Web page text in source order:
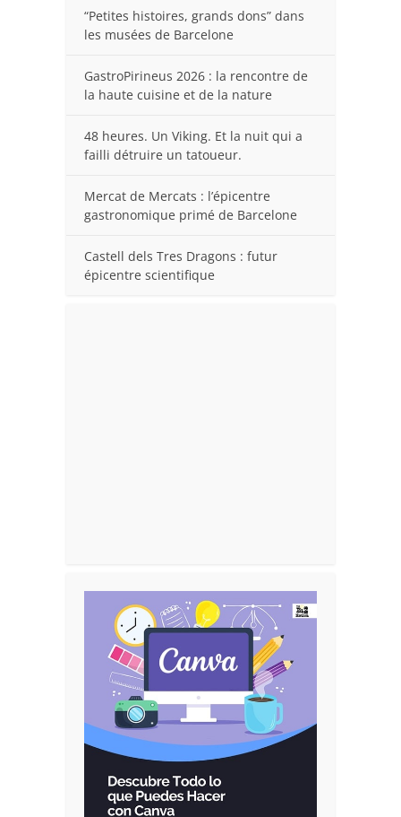
“Petites histoires, grands dons” dans
les musées de Barcelone
GastroPirineus 2026 : la rencontre de
la haute cuisine et de la nature
48 heures. Un Viking. Et la nuit qui a
failli détruire un tatoueur.
Mercat de Mercats : l’épicentre
gastronomique primé de Barcelone
Castell dels Tres Dragons : futur
épicentre scientifique